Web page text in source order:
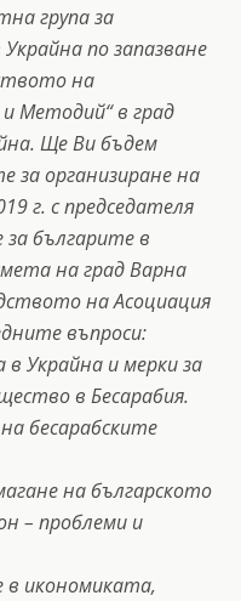
група за
по запазване
на
Методий“ в град
Ще Ви бъдем
за организиране на
г. с председателя
българите в
на град Варна
на Асоциация
въпроси:
Украйна и мерки за
в Бесарабия.
бесарабските
на българското
– проблеми и
в икономиката,